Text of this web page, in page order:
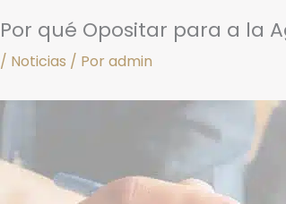
Por qué Opositar para a la
/ Noticias / Poradmin